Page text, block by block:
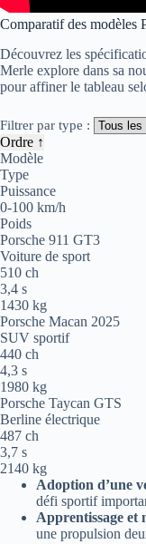
Comparatif des modèles
Découvrez les
Merle explore dans sa
pour affiner le tableau
Filtrer par type :
Ordre ↑
Modèle
Type
Puissance
0-100 km/h
Poids
Porsche 911 GT3
Voiture de sport
510 ch
3,4 s
1430 kg
Porsche Macan 2025
SUV sportif
440 ch
4,3 s
1980 kg
Porsche Taycan GTS
Berline électrique
487 ch
3,7 s
2140 kg
Adoption d’une
défi sportif
Apprentissage et
une propulsion